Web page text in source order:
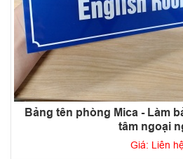
Bảng tên phòng Mica - Làm
tâm ngoại
Giá: Liên